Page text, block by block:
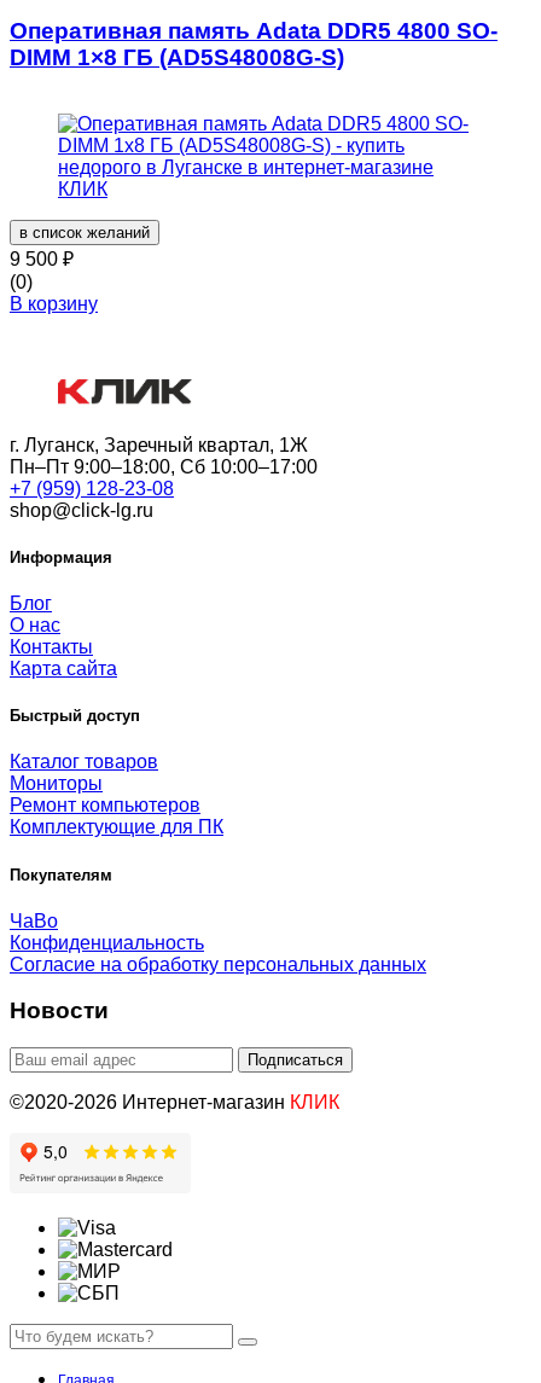
Оперативная память Adata DDR5 4800 SO-
DIMM 1×8 ГБ (AD5S48008G-S)
в список желаний
9 500 ₽
(0)
В корзину
г. Луганск, Заречный квартал, 1Ж
Пн–Пт 9:00–18:00, Сб 10:00–17:00
+7 (959) 128-23-08
shop@click-lg.ru
Информация
Блог
О нас
Контакты
Карта сайта
Быстрый доступ
Каталог товаров
Мониторы
Ремонт компьютеров
Комплектующие для ПК
Покупателям
ЧаВо
Конфиденциальность
Согласие на обработку персональных данных
Новости
©2020-2026 Интернет-магазин КЛИК